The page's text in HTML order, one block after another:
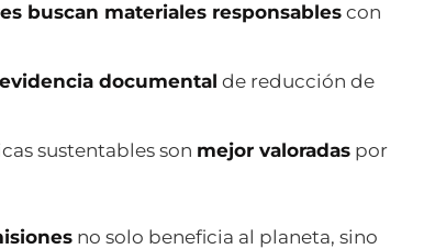
buscan materiales responsablescon
evidencia documental de reducción de
sustentables son mejor valoradaspor
no solo beneficia al planeta, sino